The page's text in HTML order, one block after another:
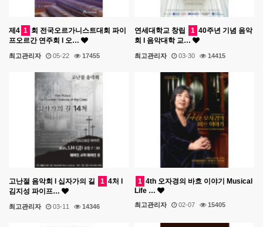
제4 1 회 전국오르가니스트대회 파이
프오르간 연주회 l 오…
최고관리자 05-22 17455
연세대학교 창립 1 40주년 기념 음악
회 l 음악대학 교…
최고관리자 03-30 14415
고난절 음악회 l 십자가의 길 1 4처 l
김지성 파이프…
최고관리자 03-11 14346
1 4th 오자경의 바흐 이야기 Musical
Life …
최고관리자 02-07 15405